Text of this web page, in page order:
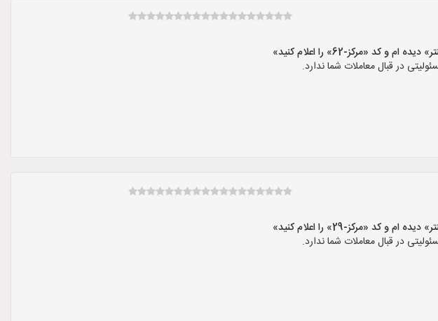
«مرکز-62» را اعلام کنید»
در قبال معاملات شما ندارد.
«مرکز-29» را اعلام کنید»
در قبال معاملات شما ندارد.